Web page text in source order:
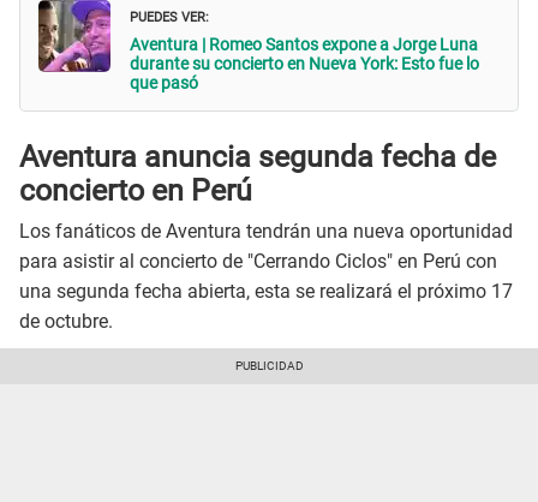
PUEDES VER:
Aventura | Romeo Santos expone a Jorge Luna
durante su concierto en Nueva York: Esto fue lo
que pasó
Aventura anuncia segunda fecha de
concierto en Perú
Los fanáticos de Aventura tendrán una nueva oportunidad
para asistir al concierto de "Cerrando Ciclos" en Perú con
una segunda fecha abierta, esta se realizará el próximo 17
de octubre.